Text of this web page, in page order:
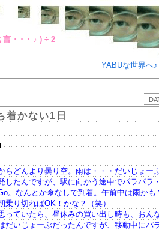
＋YABUな戯言
YABUな世界へ♪
着かない1日
らどんより曇り空。雨は・・・だいじょー
したんですが、駅に向かう途中でパラパラ
。なんとか傘なしで到着。午前中は雨か
乗り切ればOK！かな？（笑）
っていたら、昼休みの買い出し時も、おん
だいじょーぶだったんですが、移動中にパ